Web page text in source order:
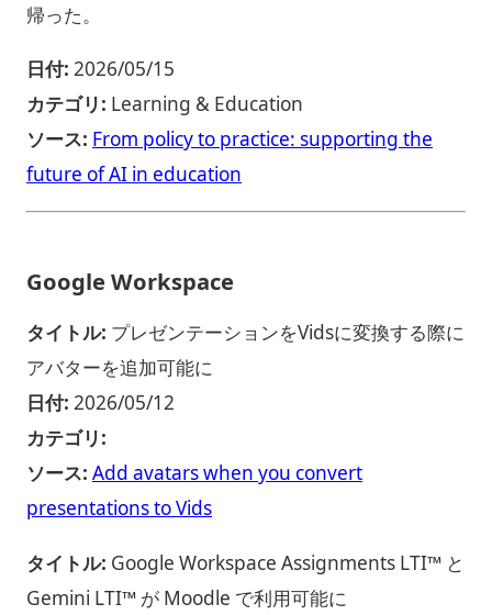
帰った。
日付: 2026/05/15
カテゴリ: Learning & Education
ソース: From policy to practice: supporting the
future of AI in education
Google Workspace
タイトル: プレゼンテーションをVidsに変換する際に
アバターを追加可能に
日付: 2026/05/12
カテゴリ:
ソース: Add avatars when you convert
presentations to Vids
タイトル: Google Workspace Assignments LTI™ と
Gemini LTI™ が Moodle で利用可能に